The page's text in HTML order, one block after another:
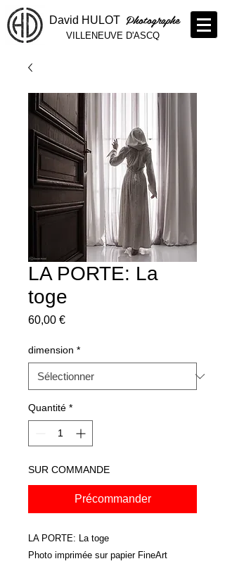
David HULOT Photographe
VILLENEUVE D'ASCQ
LA PORTE: La
toge
60,00 €Prix
dimension *
Quantité *
SUR COMMANDE
Précommander
LA PORTE: La toge
Photo imprimée sur papier FineArt